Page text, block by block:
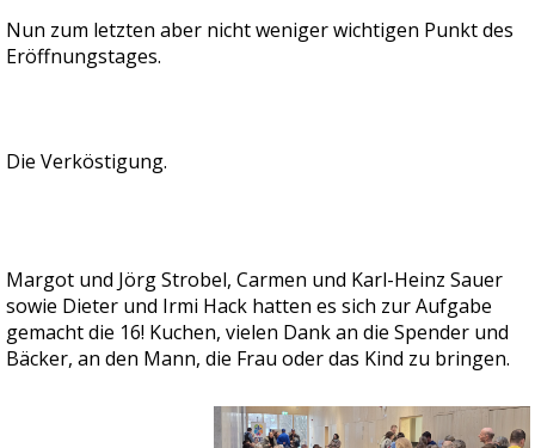
Nun zum letzten aber nicht weniger wichtigen Punkt des
Eröffnungstages.
Die Verköstigung.
Margot und Jörg Strobel, Carmen und Karl-Heinz Sauer
sowie Dieter und Irmi Hack hatten es sich zur Aufgabe
gemacht die 16! Kuchen, vielen Dank an die Spender und
Bäcker, an den Mann, die Frau oder das Kind zu bringen.